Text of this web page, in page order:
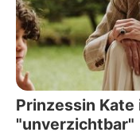
Prinzessin
"unverzichtbar"